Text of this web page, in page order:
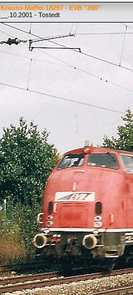
Krauss-Maffei 18297 - EVB "288"
__.10.2001 - Tostedt